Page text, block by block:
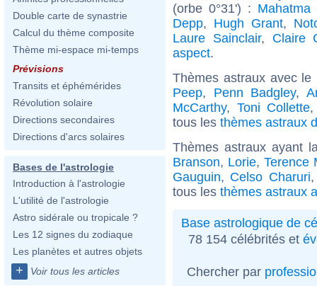
Double carte de synastrie
Calcul du thème composite
Thème mi-espace mi-temps
Prévisions
Transits et éphémérides
Révolution solaire
Directions secondaires
Directions d'arcs solaires
Bases de l'astrologie
Introduction à l'astrologie
L'utilité de l'astrologie
Astro sidérale ou tropicale ?
Les 12 signes du zodiaque
Les planètes et autres objets
+ Voir tous les articles
(orbe 0°31') : Mahatma
Depp, Hugh Grant,
Laure Sainclair, Claire
aspect.
Thèmes astraux avec
Peep, Penn Badgley,
McCarthy, Toni Collette
tous les thèmes astraux
Thèmes astraux ayant
Branson, Lorie,Terence
Gauguin, Celso Charuri
tous les thèmes astraux
Base astrologique de
78 154 célébrités et
Chercher par